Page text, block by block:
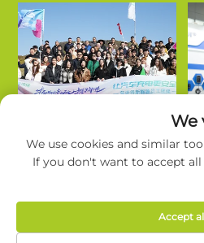
للتكنولوجيا الجديدة للطاقة المحدودة. جميع
We
We use cookies and similar
If you don't want to accept
Accept